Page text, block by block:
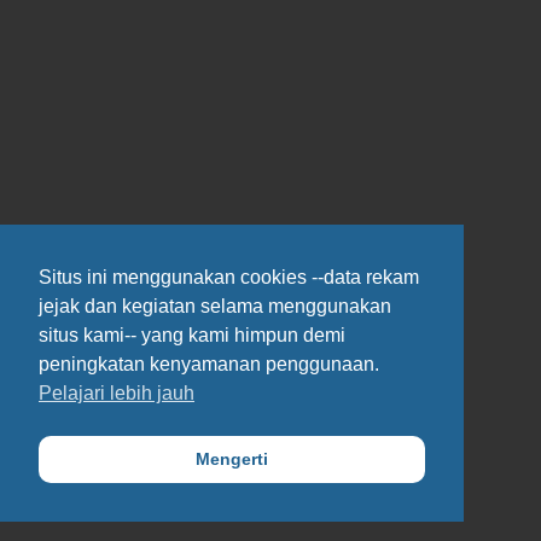
Situs ini menggunakan cookies --data rekam
jejak dan kegiatan selama menggunakan
situs kami-- yang kami himpun demi
peningkatan kenyamanan penggunaan.
Pelajari lebih jauh
Mengerti